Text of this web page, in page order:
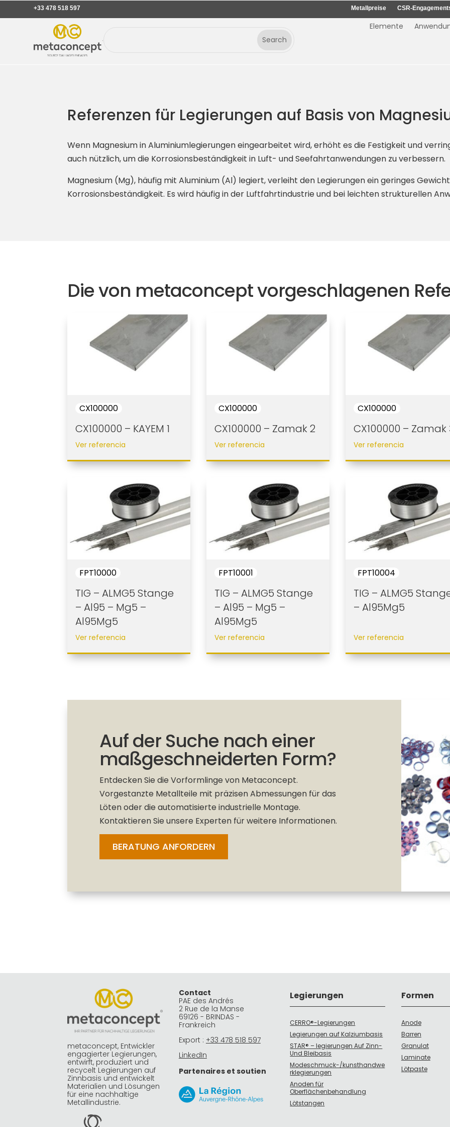
+33 478 518 597 Metallpreise CSR-
Elemente
Referenzen für Legierungen auf Basis von
Wenn Magnesium in Aluminiumlegierungen eingearbeitet wird, erhöht es die Festigkeit und
auch nützlich, um die Korrosionsbeständigkeit in Luft- und Seefahrtanwendungen zu verbessern.
Magnesium (Mg), häufig mit Aluminium (Al) legiert, verleiht den Legierungen ein geringes
Korrosionsbeständigkeit. Es wird häufig in der Luftfahrtindustrie und bei leichten strukturellen
Die von metaconcept vorgeschlagenen
CX100000
CX100000 – KAYEM 1
Ver referencia
CX100000
CX100000 – Zamak 2
Ver referencia
CX100000
CX100000 – Zamak
Ver referencia
FPT10000
TIG – ALMG5 Stange
– Al95 – Mg5 –
Al95Mg5
Ver referencia
FPT10001
TIG – ALMG5 Stange
– Al95 – Mg5 –
Al95Mg5
Ver referencia
FPT10004
TIG – ALMG5
– Al95Mg5
Ver referencia
Auf der Suche nach einer
maßgeschneiderten Form?
Entdecken Sie die Vorformlinge von Metaconcept.
Vorgestanzte Metallteile mit präzisen Abmessungen für das
Löten oder die automatisierte industrielle Montage.
Kontaktieren Sie unsere Experten für weitere Informationen.
BERATUNG ANFORDERN
metaconcept, Entwickler
engagierter Legierungen,
entwirft, produziert und
recycelt Legierungen auf
Zinnbasis und entwickelt
Materialien und Lösungen
für eine nachhaltige
Metallindustrie.
Contact
PAE des Andrés
2 Rue de la Manse
69126 - BRINDAS -
Frankreich
Export : +33 478 518 597
LinkedIn
Partenaires et soutien
Legierungen
CERRO®-Legierungen
Legierungen auf Kalziumbasis
STAR® – legierungen Auf Zinn-
Und Bleibasis
Modeschmuck-/kunsthandwe
rklegierungen
Anoden für
Oberflächenbehandlung
Lötstangen
Formen
Anode
Barren
Granulat
Laminate
Lötpaste